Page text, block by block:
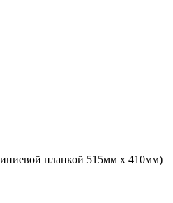
планкой 515мм х 410мм)